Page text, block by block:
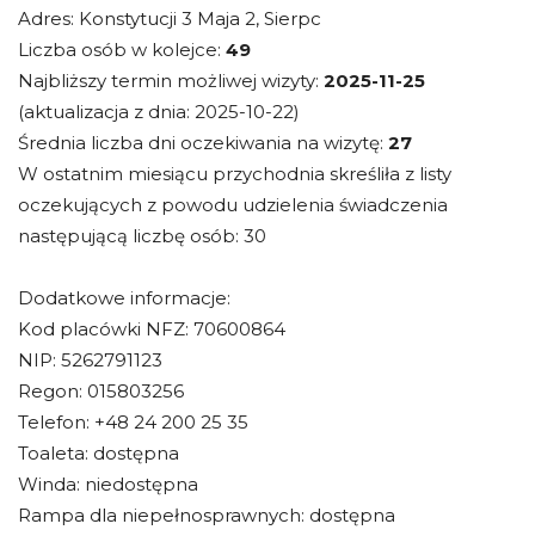
Adres: Konstytucji 3 Maja 2, Sierpc
Liczba osób w kolejce: 49
Najbliższy termin możliwej wizyty: 2025-11-25
(aktualizacja z dnia: 2025-10-22)
Średnia liczba dni oczekiwania na wizytę: 27
W ostatnim miesiącu przychodnia skreśliła z listy
oczekujących z powodu udzielenia świadczenia
następującą liczbę osób: 30
Dodatkowe informacje:
Kod placówki NFZ: 70600864
NIP: 5262791123
Regon: 015803256
Telefon: +48 24 200 25 35
Toaleta: dostępna
Winda: niedostępna
Rampa dla niepełnosprawnych: dostępna